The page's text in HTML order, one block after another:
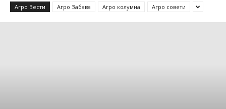
Агро Вести Агро Забава Агро колумна Агро совети